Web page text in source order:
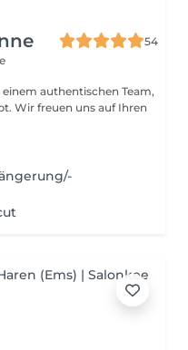
54
authentischen Team,
Wir freuen uns auf Ihren